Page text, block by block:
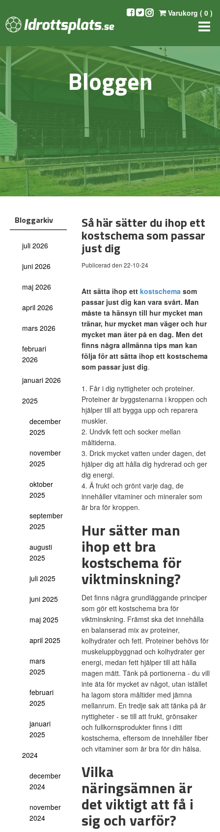
Varukorg ( 0 )
Bloggen
Bloggarkiv
juli 2026
juni 2026
maj 2026
april 2026
mars 2026
februari
2026
januari 2026
2025
december
2025
november
2025
oktober
2025
september
2025
augusti
2025
juli 2025
juni 2025
maj 2025
april 2025
mars
2025
februari
2025
januari
2025
2024
december
2024
november
2024
Så här sätter du ihop ett
kostschema som passar
just dig
Publicerad den 22-10-24
Att sätta ihop ett kostschemasom
passar just dig kan vara svårt. Man
måste ta hänsyn till hur mycket man
tränar, hur mycket man väger och hur
mycket man äter på en dag. Men det
finns några allmänna tips man kan
följa för att sätta ihop ett kostschema
som passar just dig.
1. Får i dig nyttigheter och proteiner.
Proteiner är byggstenarna i kroppen och
hjälper till att bygga upp och reparera
muskler.
2. Undvik fett och socker mellan
måltiderna.
3. Drick mycket vatten under dagen, det
hjälper dig att hålla dig hydrerad och ger
dig energi.
4. Ä frukt och grönt varje dag, de
innehåller vitaminer och mineraler som
är bra för kroppen.
Hur sätter man
ihop ett bra
kostschema för
viktminskning?
Det finns några grundläggande principer
som gör ett kostschema bra för
viktminskning. Främst ska det innehålla
en balanserad mix av proteiner,
kolhydrater och fett. Proteiner behövs för
muskeluppbyggnad och kolhydrater ger
energi, medan fett hjälper till att hålla
magen mätt. Tänk på portionerna - du vill
inte äta för mycket av något, utan istället
ha lagom stora måltider med jämna
mellanrum. En tredje sak att tänka på är
nyttigheter - se till att frukt, grönsaker
och fullkornsprodukter finns i ditt
kostschema, eftersom de innehåller fiber
och vitaminer som är bra för din hälsa.
Vilka
näringsämnen är
det viktigt att få i
sig och varför?